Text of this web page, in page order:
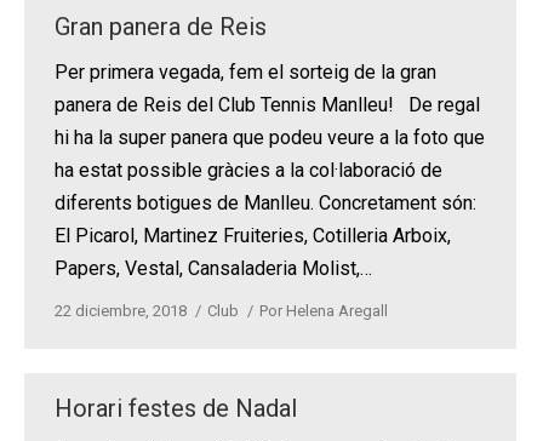
Gran panera de Reis
Per primera vegada, fem el sorteig de la gran
panera de Reis del Club Tennis Manlleu! De regal
hi ha la super panera que podeu veure a la foto que
ha estat possible gràcies a la col·laboració de
diferents botigues de Manlleu. Concretament són:
El Picarol, Martinez Fruiteries, Cotilleria Arboix,
Papers, Vestal, Cansaladeria Molist,…
22 diciembre, 2018 Club Por Helena Aregall
Horari festes de Nadal